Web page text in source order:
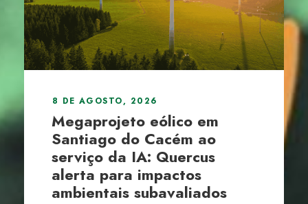
8 DE AGOSTO, 2026
Megaprojeto eólico em
Santiago do Cacém ao
serviço da IA: Quercus
alerta para impactos
ambientais subavaliados